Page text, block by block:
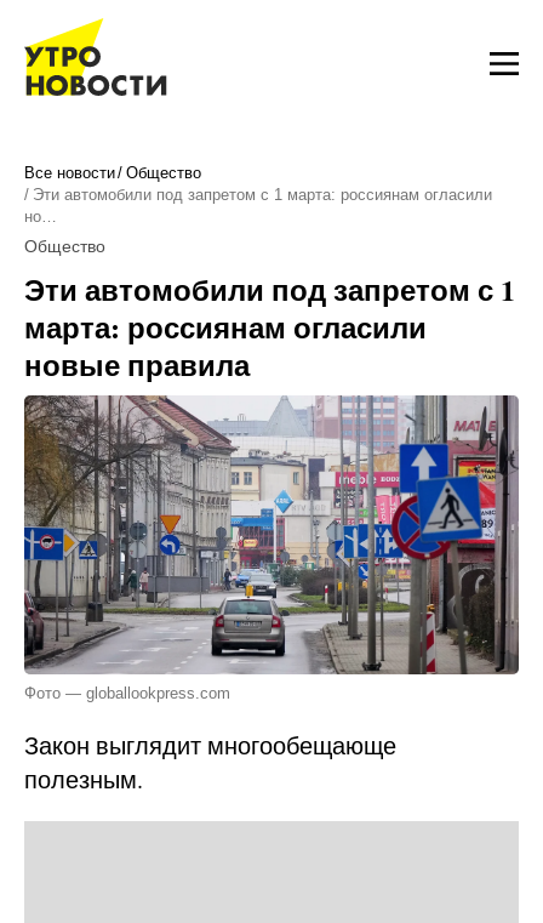
Все новости Общество
Эти автомобили под запретом с 1 марта: россиянам огласили
но…
Общество
Эти автомобили под запретом с 1
марта: россиянам огласили
новые правила
Фото — globallookpress.com
Закон выглядит многообещающе
полезным.